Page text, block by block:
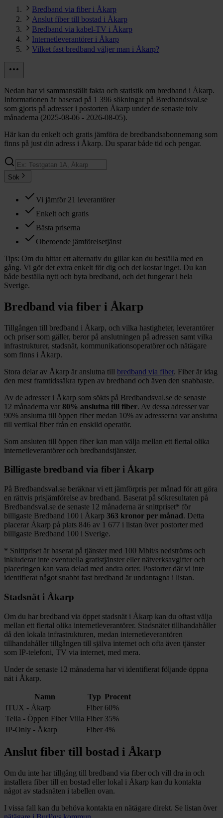
Bredband via fiber i Åkarp
Anslut fiber till bostad i Åkarp
Bredband via kabel-TV i Åkarp
Internetleverantörer i Åkarp
Vilket fast bredband väljer man i Åkarp?
Nedan har vi sammanställt fakta och statistik om bredband i Åkarp.
Informationen är baserad på 1 396 sökningar på Bredbandsval.se
som gjorts på adresser i postorten Åkarp under de senaste tolv
månaderna (2025-08-06 - 2026-08-05).
Här kan du enkelt och gratis jämföra de bredbandsabonnemang som
finns på just din adress i Åkarp. Du sparar både tid och pengar.
Sök
Vi jämför 21 leverantörer
Enkelt och gratis
Bästa priserna
Oberoende jämförelsetjänst
Tips: Om du hittar ett alternativ du gillar kan du beställa med en
gång. Vi gör det extra enkelt för dig och det kostar inget. Du kan
både beställa nytt och byta bredband, och det fungerar i hela
Sverige.
Bredband via fiber i Åkarp
Tillgången till bredband i Åkarp, och vilka hastigheter, leverantörer
och priser som gäller, beror på anslutningen på adressen samt vilka
infrastrukturer, stadsnät, kommunikationsoperatörer och nätägare
som finns i Åkarp.
Stora delar av Åkarp är anslutna till bredband via fiber. Fiber är idag
den mest framtidssäkra typen av bredband och även den snabbaste.
Av de adresser i Åkarp som sökts på Bredbandsval.se de senaste
12 månaderna var 80% anslutna till fiber. Av dessa adresser var
90% anslutna till öppen fiber medan 10% av adresserna var anslutna
till vertikal fiber från en enskild operatör.
Som ansluten till öppen fiber kan man välja mellan ett flertal olika
internetleverantörer och bredbandstjänster.
Billigaste bredband via fiber i Åkarp
På Bredbandsval.se beräknar vi ett jämförpris per månad för att göra
en rättvis prisjämförelse av bredband. Baserat på sökresultaten på
Bredbandsval.se de senaste 12 månaderna är snittpriset* för
billigaste Bredband 100 i Åkarp 363 kronor per månad. Detta
placerar Åkarp på plats 846 av 1 677 i listan över postorter med
billigaste Bredband 100 i Sverige.
* Snittpriset är baserat på tjänster med 100 Mbit/s nedströms och
inkluderar inte eventuella gratistjänster eller nätverksavgifter och
placeringen kan vara delad med andra orter. Postorter där vi inte
identifierat något snabbt fast bredband är undantagna i listan.
Stadsnät i Åkarp
Om du har bredband via öppet stadsnät i Åkarp kan du oftast välja
mellan ett flertal olika internetleverantörer. Stadsnätet tillhandahåller
då den lokala infrastrukturen, medan internetleverantören
tillhandahåller tillgången till själva internet och ofta även tjänster
som IP-telefoni, TV via internet, med mera.
Under de senaste 12 månaderna har vi identifierat följande öppna
nät i Åkarp.
Namn Typ Procent
iTUX - Åkarp
Fiber 60%
Telia - Öppen Fiber Villa Fiber 35%
IP-Only - Åkarp
Fiber 4%
Anslut fiber till bostad i Åkarp
Om du inte har tillgång till bredband via fiber och vill dra in och
installera fiber till en bostad eller lokal i Åkarp kan du kontakta
något av stadsnäten i tabellen ovan.
I vissa fall kan du behöva kontakta en nätägare direkt. Se listan över